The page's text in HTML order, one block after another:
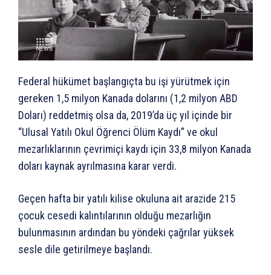
Federal hükümet başlangıçta bu işi yürütmek için
gereken 1,5 milyon Kanada dolarını (1,2 milyon ABD
Doları) reddetmiş olsa da, 2019’da üç yıl içinde bir
“Ulusal Yatılı Okul Öğrenci Ölüm Kaydı” ve okul
mezarlıklarının çevrimiçi kaydı için 33,8 milyon Kanada
doları kaynak ayrılmasına karar verdi.
Geçen hafta bir yatılı kilise okuluna ait arazide 215
çocuk cesedi kalıntılarının olduğu mezarlığın
bulunmasının ardından bu yöndeki çağrılar yüksek
sesle dile getirilmeye başlandı.